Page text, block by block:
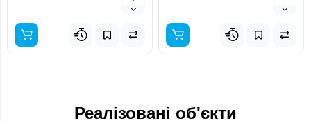
Реалізовані об'єкти